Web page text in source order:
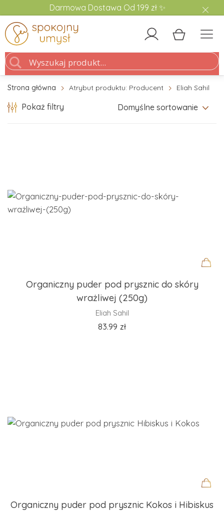
Darmowa Dostawa Od 199 zł ✨
Strona główna Atrybut produktu: Producent Eliah Sahil
Pokaż filtry Domyślne sortowanie
Organiczny puder pod prysznic do skóry
wrażliwej (250g)
Eliah Sahil
83.99 zł
Organiczny puder pod prysznic Kokos i Hibiskus